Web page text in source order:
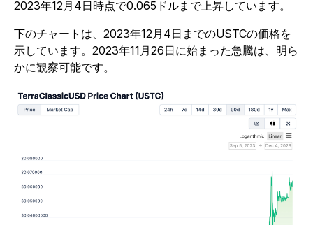
2023年12月4日時点で0.065ドルまで上昇しています。
下のチャートは、2023年12月4日までのUSTCの価格を
示しています。2023年11月26日に始まった急騰は、明ら
かに観察可能です。